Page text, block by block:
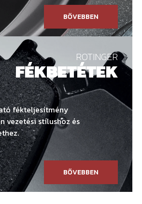
BŐVEBBEN
ROTINGER
FÉKBETÉTEK
fékteljesítmény
vezetési stílushoz és
BŐVEBBEN